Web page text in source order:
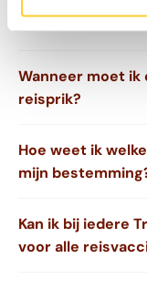
Wanneer moet ik
reisprik?
Hoe weet ik
mijn
Kan ik bij iedere
voor alle